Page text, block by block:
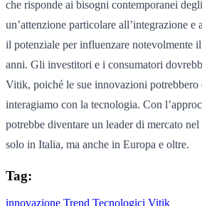
che risponde ai bisogni contemporanei
un’attenzione particolare all’integrazione e
il potenziale per influenzare notevolmente
anni. Gli investitori e i consumatori
Vitik, poiché le sue innovazioni
interagiamo con la tecnologia. Con
potrebbe diventare un leader di mercato
solo in Italia, ma anche in Europa e oltre.
Tag:
innovazione Trend Tecnologici Vitik